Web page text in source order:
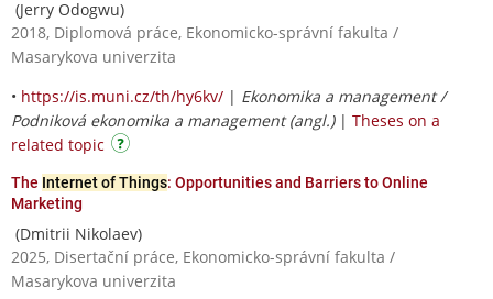
(Jerry Odogwu)
2018, Diplomová práce, Ekonomicko-správní fakulta /
Masarykova univerzita
• https://is.muni.cz/th/hy6kv/ | Ekonomika a management /
Podniková ekonomika a management (angl.)| Theses on a
related topic
The Internet of Things: Opportunities and Barriers to Online
Marketing
(Dmitrii Nikolaev)
2025, Disertační práce, Ekonomicko-správní fakulta /
Masarykova univerzita